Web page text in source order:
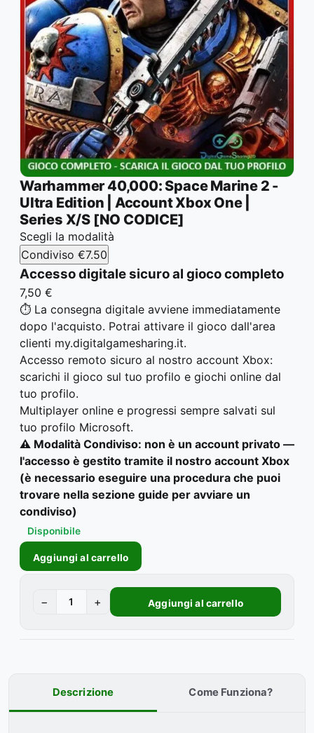
Warhammer 40,000: Space Marine 2 -
Ultra Edition | Account Xbox One |
Series X/S [NO CODICE]
Scegli la modalità
Condiviso €7.50
Accesso digitale sicuro al gioco completo
7,50 €
⏱️ La consegna digitale avviene immediatamente
dopo l'acquisto. Potrai attivare il gioco dall'area
clienti my.digitalgamesharing.it.
Accesso remoto sicuro al nostro account Xbox:
scarichi il gioco sul tuo profilo e giochi online dal
tuo profilo.
Multiplayer online e progressi sempre salvati sul
tuo profilo Microsoft.
⚠️ Modalità Condiviso: non è un account privato —
l'accesso è gestito tramite il nostro account Xbox
(è necessario eseguire una procedura che puoi
trovare nella sezione guide per avviare un
condiviso)
Disponibile
Aggiungi al carrello
− + Aggiungi al carrello
Descrizione Come Funziona?